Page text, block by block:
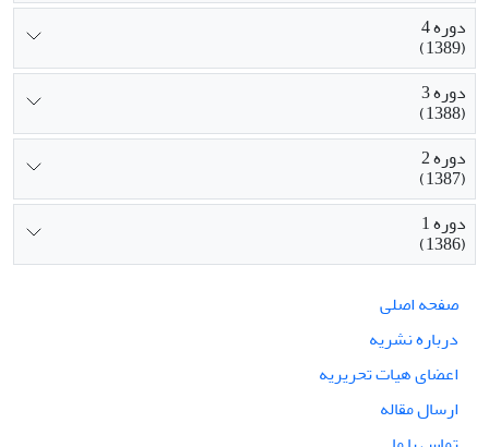
دوره 4
(1389)
دوره 3
(1388)
دوره 2
(1387)
دوره 1
(1386)
صفحه اصلی
درباره نشریه
اعضای هیات تحریریه
ارسال مقاله